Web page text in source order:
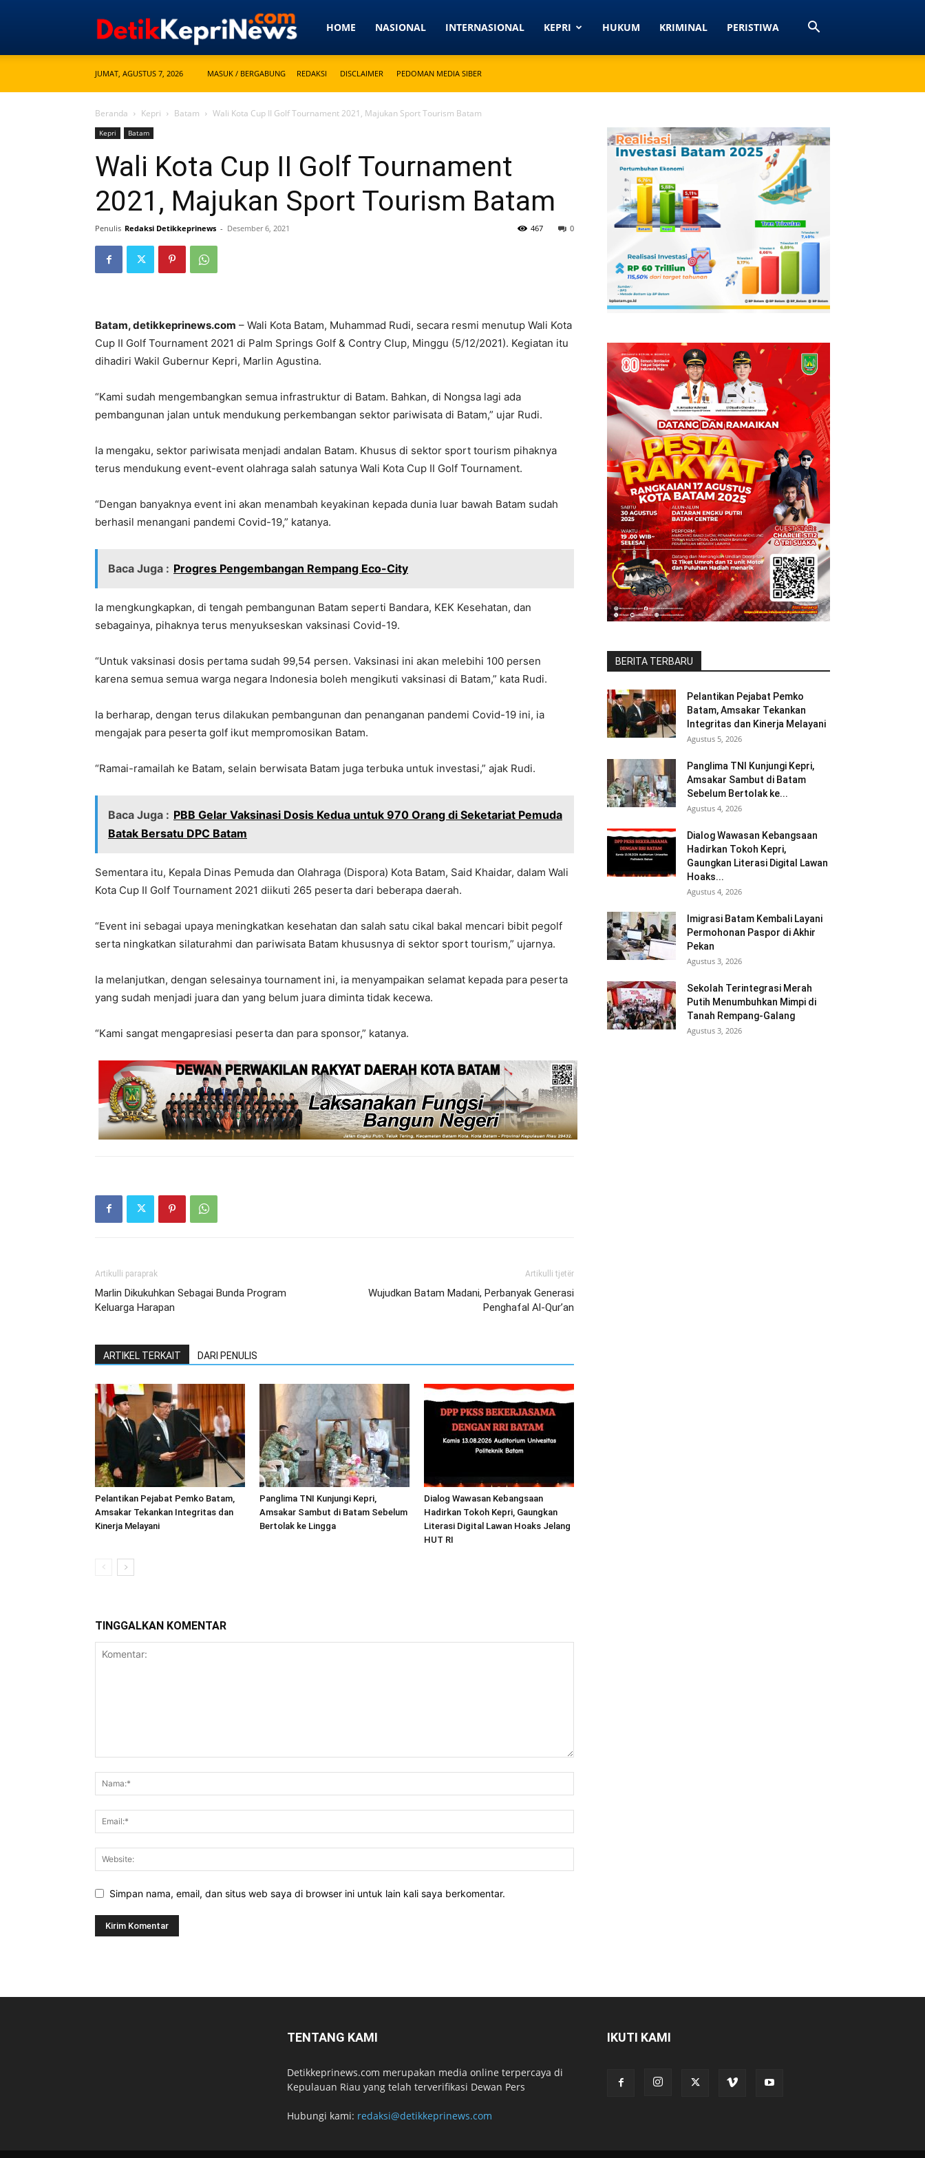
Detikkeprinews.com
HOME NASIONAL INTERNASIONAL KEPRI HUKUM KRIMINAL PERISTIWA
JUMAT, AGUSTUS 7, 2026 MASUK / BERGABUNG REDAKSI DISCLAIMER PEDOMAN MEDIA SIBER
Beranda Kepri Batam Wali Kota Cup II Golf Tournament 2021, Majukan Sport Tourism Batam
Kepri Batam
Wali Kota Cup II Golf Tournament
2021, Majukan Sport Tourism Batam
Penulis Redaksi Detikkeprinews - Desember 6, 2021 0
467
Batam, detikkeprinews.com – Wali Kota Batam, Muhammad Rudi, secara resmi menutup Wali Kota
Cup II Golf Tournament 2021 di Palm Springs Golf & Contry Clup, Minggu (5/12/2021). Kegiatan itu
dihadiri Wakil Gubernur Kepri, Marlin Agustina.
“Kami sudah mengembangkan semua infrastruktur di Batam. Bahkan, di Nongsa lagi ada
pembangunan jalan untuk mendukung perkembangan sektor pariwisata di Batam,” ujar Rudi.
Ia mengaku, sektor pariwisata menjadi andalan Batam. Khusus di sektor sport tourism pihaknya
terus mendukung event-event olahraga salah satunya Wali Kota Cup II Golf Tournament.
“Dengan banyaknya event ini akan menambah keyakinan kepada dunia luar bawah Batam sudah
berhasil menangani pandemi Covid-19,” katanya.
Baca Juga : Progres Pengembangan Rempang Eco-City
Ia mengkungkapkan, di tengah pembangunan Batam seperti Bandara, KEK Kesehatan, dan
sebagainya, pihaknya terus menyukseskan vaksinasi Covid-19.
“Untuk vaksinasi dosis pertama sudah 99,54 persen. Vaksinasi ini akan melebihi 100 persen
karena semua semua warga negara Indonesia boleh mengikuti vaksinasi di Batam,” kata Rudi.
Ia berharap, dengan terus dilakukan pembangunan dan penanganan pandemi Covid-19 ini, ia
mengajak para peserta golf ikut mempromosikan Batam.
“Ramai-ramailah ke Batam, selain berwisata Batam juga terbuka untuk investasi,” ajak Rudi.
Baca Juga : PBB Gelar Vaksinasi Dosis Kedua untuk 970 Orang di Seketariat Pemuda
Batak Bersatu DPC Batam
Sementara itu, Kepala Dinas Pemuda dan Olahraga (Dispora) Kota Batam, Said Khaidar, dalam Wali
Kota Cup II Golf Tournament 2021 diikuti 265 peserta dari beberapa daerah.
“Event ini sebagai upaya meningkatkan kesehatan dan salah satu cikal bakal mencari bibit pegolf
serta ningkatkan silaturahmi dan pariwisata Batam khususnya di sektor sport tourism,” ujarnya.
Ia melanjutkan, dengan selesainya tournament ini, ia menyampaikan selamat kepada para peserta
yang sudah menjadi juara dan yang belum juara diminta tidak kecewa.
“Kami sangat mengapresiasi peserta dan para sponsor,” katanya.
Artikulli paraprak
Marlin Dikukuhkan Sebagai Bunda Program
Keluarga Harapan
Artikulli tjetër
Wujudkan Batam Madani, Perbanyak Generasi
Penghafal Al-Qur’an
ARTIKEL TERKAIT DARI PENULIS
Pelantikan Pejabat Pemko Batam,
Amsakar Tekankan Integritas dan
Kinerja Melayani
Panglima TNI Kunjungi Kepri,
Amsakar Sambut di Batam Sebelum
Bertolak ke Lingga
Dialog Wawasan Kebangsaan
Hadirkan Tokoh Kepri, Gaungkan
Literasi Digital Lawan Hoaks Jelang
HUT RI
TINGGALKAN KOMENTAR
Simpan nama, email, dan situs web saya di browser ini untuk lain kali saya berkomentar.
BERITA TERBARU
Pelantikan Pejabat Pemko
Batam, Amsakar Tekankan
Integritas dan Kinerja Melayani
Agustus 5, 2026
Panglima TNI Kunjungi Kepri,
Amsakar Sambut di Batam
Sebelum Bertolak ke...
Agustus 4, 2026
Dialog Wawasan Kebangsaan
Hadirkan Tokoh Kepri,
Gaungkan Literasi Digital Lawan
Hoaks...
Agustus 4, 2026
Imigrasi Batam Kembali Layani
Permohonan Paspor di Akhir
Pekan
Agustus 3, 2026
Sekolah Terintegrasi Merah
Putih Menumbuhkan Mimpi di
Tanah Rempang-Galang
Agustus 3, 2026
TENTANG KAMI
Detikkeprinews.com merupakan media online terpercaya di
Kepulauan Riau yang telah terverifikasi Dewan Pers
Hubungi kami: redaksi@detikkeprinews.com
IKUTI KAMI